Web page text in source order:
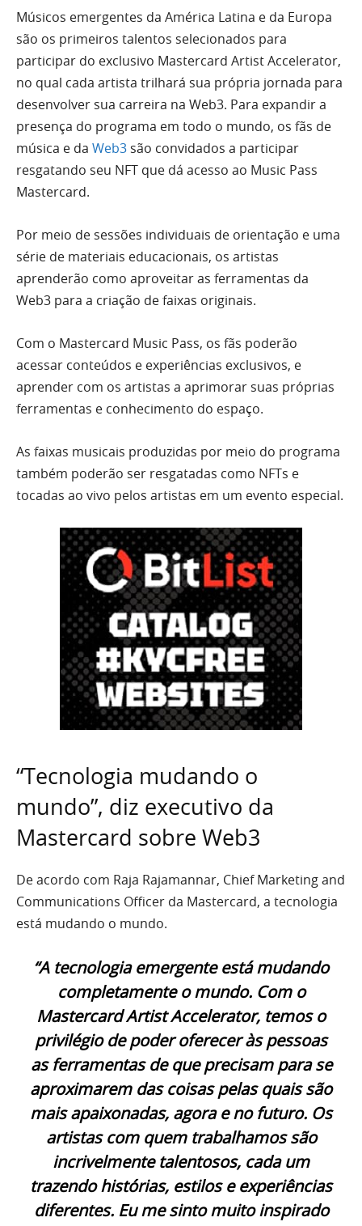
Músicos emergentes da América Latina e da Europa
são os primeiros talentos selecionados para
participar do exclusivo Mastercard Artist Accelerator,
no qual cada artista trilhará sua própria jornada para
desenvolver sua carreira na Web3. Para expandir a
presença do programa em todo o mundo, os fãs de
música e da Web3 são convidados a participar
resgatando seu NFT que dá acesso ao Music Pass
Mastercard.
Por meio de sessões individuais de orientação e uma
série de materiais educacionais, os artistas
aprenderão como aproveitar as ferramentas da
Web3 para a criação de faixas originais.
Com o Mastercard Music Pass, os fãs poderão
acessar conteúdos e experiências exclusivos, e
aprender com os artistas a aprimorar suas próprias
ferramentas e conhecimento do espaço.
As faixas musicais produzidas por meio do programa
também poderão ser resgatadas como NFTs e
tocadas ao vivo pelos artistas em um evento especial.
“Tecnologia mudando o
mundo”, diz executivo da
Mastercard sobre Web3
De acordo com Raja Rajamannar, Chief Marketing and
Communications Officer da Mastercard, a tecnologia
está mudando o mundo.
“A tecnologia emergente está mudando
completamente o mundo. Com o
Mastercard Artist Accelerator, temos o
privilégio de poder oferecer às pessoas
as ferramentas de que precisam para se
aproximarem das coisas pelas quais são
mais apaixonadas, agora e no futuro. Os
artistas com quem trabalhamos são
incrivelmente talentosos, cada um
trazendo histórias, estilos e experiências
diferentes. Eu me sinto muito inspirado